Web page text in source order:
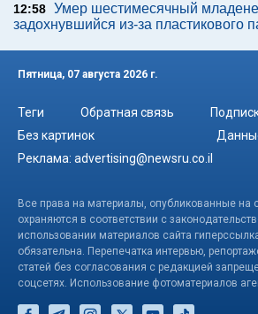
12:58 Умер шестимесячный
задохнувшийся из-за пластикового
Пятница, 07 августа 2026 г.
Теги Обратная связь
Без картинок
Реклама: advertising@newsru.co.il
Все права на материалы, опубликованные на
охраняются в соответствии с
использовании материалов сайта
обязательна. Перепечатка интервью,
статей без согласования с редакцией
соцсетях. Использование фотоматериалов